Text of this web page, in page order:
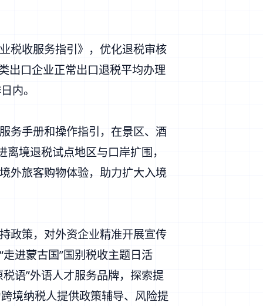
收服务指引》，优化退税审核
出口企业正常出口退税平均办理
内。
手册和操作指引，在景区、酒
境退税试点地区与口岸扩围，
外旅客购物体验，助力扩大入境
策，对外资企业精准开展宣传
进蒙古国”国别税收主题日活
语”外语人才服务品牌，探索提
境纳税人提供政策辅导、风险提